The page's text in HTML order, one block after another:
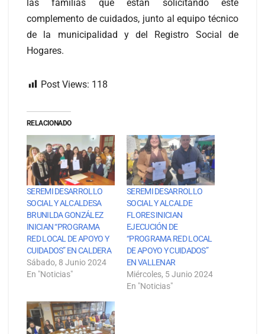
las familias que están solicitando este
complemento de cuidados, junto al equipo técnico
de la municipalidad y del Registro Social de
Hogares.
Post Views: 118
RELACIONADO
SEREMI DESARROLLO
SOCIAL Y ALCALDESA
BRUNILDA GONZÁLEZ
INICIAN “PROGRAMA
RED LOCAL DE APOYO Y
CUIDADOS” EN CALDERA
Sábado, 8 Junio 2024
En "Noticias"
SEREMI DESARROLLO
SOCIAL Y ALCALDE
FLORES INICIAN
EJECUCIÓN DE
“PROGRAMA RED LOCAL
DE APOYO Y CUIDADOS”
EN VALLENAR
Miércoles, 5 Junio 2024
En "Noticias"